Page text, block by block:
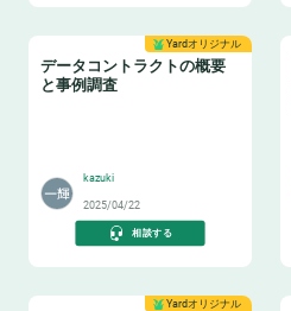
Yardオリジナル
データコントラクトの概要
と事例調査
kazuki
2025/04/22
相談する
Yardオリジナル